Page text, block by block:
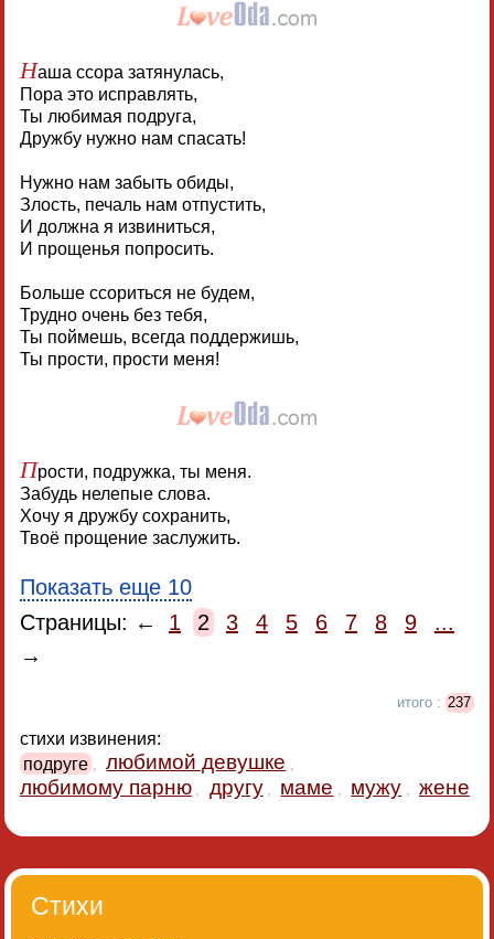
Наша ссора затянулась,
Пора это исправлять,
Ты любимая подруга,
Дружбу нужно нам спасать!
Нужно нам забыть обиды,
Злость, печаль нам отпустить,
И должна я извиниться,
И прощенья попросить.
Больше ссориться не будем,
Трудно очень без тебя,
Ты поймешь, всегда поддержишь,
Ты прости, прости меня!
Прости, подружка, ты меня.
Забудь нелепые слова.
Хочу я дружбу сохранить,
Твоё прощение заслужить.
Показать еще 10
Страницы: ←
1 2 3 4 5 6 7 8 9
...
→
итого : 237
стихи извинения:
подруге , любимой девушке ,
любимому парню , другу , маме , мужу , жене
Стихи